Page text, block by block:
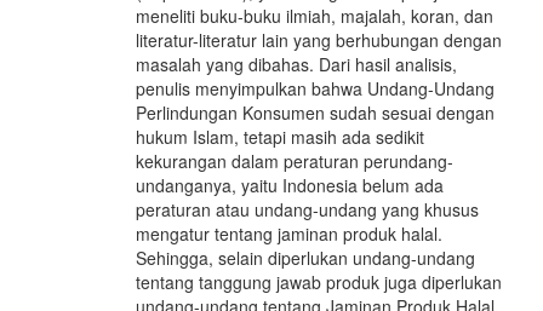
meneliti buku-buku ilmiah, majalah, koran, dan
literatur-literatur lain yang berhubungan dengan
masalah yang dibahas. Dari hasil analisis,
penulis menyimpulkan bahwa Undang-Undang
Perlindungan Konsumen sudah sesuai dengan
hukum Islam, tetapi masih ada sedikit
kekurangan dalam peraturan perundang-
undanganya, yaitu Indonesia belum ada
peraturan atau undang-undang yang khusus
mengatur tentang jaminan produk halal.
Sehingga, selain diperlukan undang-undang
tentang tanggung jawab produk juga diperlukan
undang-undang tentang Jaminan Produk Halal.